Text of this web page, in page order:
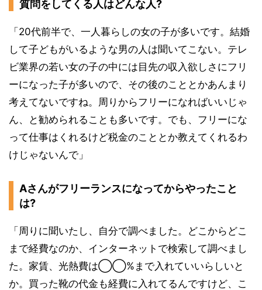
質問をしてくる人はどんな人?
「20代前半で、一人暮らしの女の子が多いです。結婚
して子どもがいるような男の人は聞いてこない。テレ
ビ業界の若い女の子の中には目先の収入欲しさにフリ
ーになった子が多いので、その後のこととかあんまり
考えてないですね。周りからフリーになればいいじゃ
ん、と勧められることも多いです。でも、フリーにな
って仕事はくれるけど税金のこととか教えてくれるわ
けじゃないんで」
Aさんがフリーランスになってからやったこと
は?
「周りに聞いたし、自分で調べました。どこからどこ
まで経費なのか、インターネットで検索して調べまし
た。家賃、光熱費は◯◯%まで入れていいらしいと
か。買った靴の代金も経費に入れてるんですけど、こ